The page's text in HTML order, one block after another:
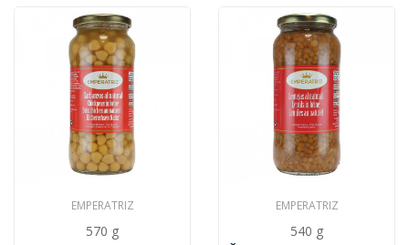
EMPERATRIZ
570 g
EMPERATRIZ
540 g